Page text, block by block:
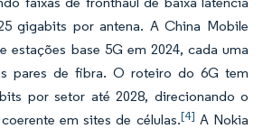
gigabits por antena. A China Mobile
estações base 5G em 2024, cada uma
pares de fibra. O roteiro do 6G tem
por setor até 2028, direcionando o
em sites de células.[4] A Nokia